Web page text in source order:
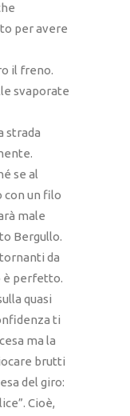
per avere
il freno.
svaporate
strada
se al
con un filo
male
Bergullo.
da
è perfetto.
quasi
ti
ma la
brutti
del giro:
Cioè,